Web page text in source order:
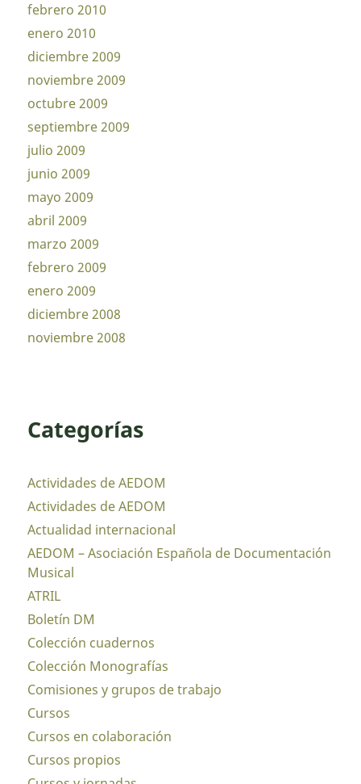
febrero 2010
enero 2010
diciembre 2009
noviembre 2009
octubre 2009
septiembre 2009
julio 2009
junio 2009
mayo 2009
abril 2009
marzo 2009
febrero 2009
enero 2009
diciembre 2008
noviembre 2008
Categorías
Actividades de AEDOM
Actividades de AEDOM
Actualidad internacional
AEDOM – Asociación Española de Documentación
Musical
ATRIL
Boletín DM
Colección cuadernos
Colección Monografías
Comisiones y grupos de trabajo
Cursos
Cursos en colaboración
Cursos propios